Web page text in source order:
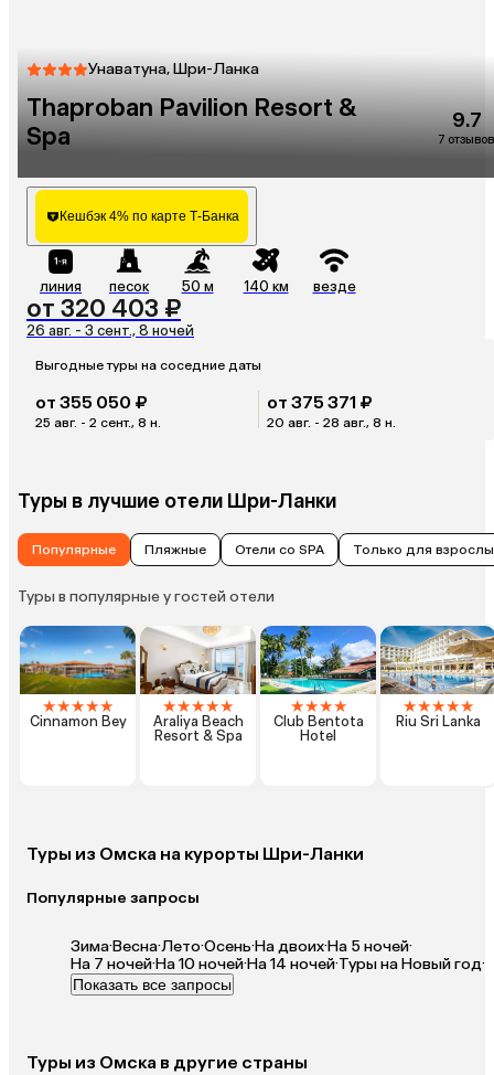
Унаватуна, Шри-Ланка
Thaproban Pavilion Resort &
Spa
9.7
7 отзывов
Кешбэк 4% по карте Т-Банка
линия песок 50 м 140 км везде
от 320 403 ₽
26 авг. - 3 сент., 8 ночей
Выгодные туры на соседние даты
от 355 050 ₽
25 авг. - 2 сент., 8 н.
от 375 371 ₽
20 авг. - 28 авг., 8 н.
Туры в лучшие отели Шри-Ланки
Популярные Пляжные Отели со SPA Только для
Туры в популярные у гостей отели
★★★★★
Cinnamon Bey
★★★★★
Araliya Beach
Resort & Spa
★★★★
Club Bentota
Hotel
★★★★★
Riu Sri Lanka
Туры из Омска на курорты Шри-Ланки
Популярные запросы
Зима·Весна·Лето·Осень·На двоих·На 5 ночей·
На 7 ночей·На 10 ночей·На 14 ночей·Туры на Новый год·
Показать все запросы
Туры из Омска в другие страны